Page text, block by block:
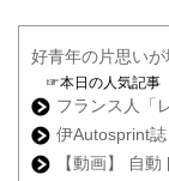
好青年の片思い
☞本日の人気記事
フランス人「
伊Autosprint誌
【動画】 自